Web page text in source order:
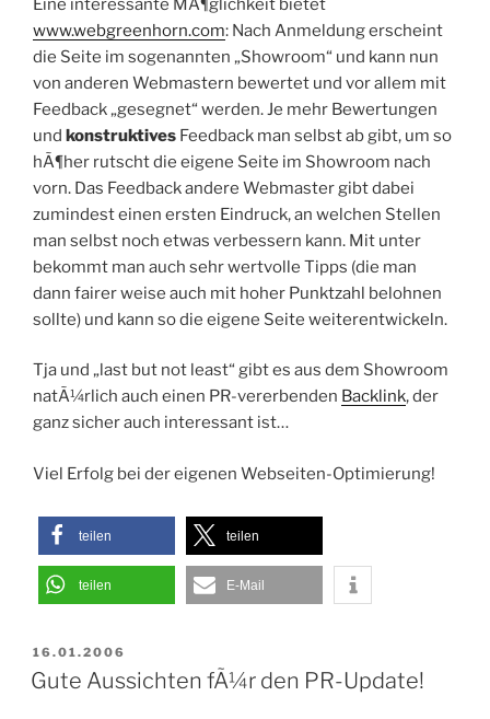
www.webgreenhorn.com: Nach Anmeldung erscheint
die Seite im sogenannten „Showroom“ und kann nun
von anderen Webmastern bewertet und vor allem mit
Feedback „gesegnet“ werden. Je mehr Bewertungen
und konstruktives Feedback man selbst ab gibt, um so
hÃ¶her rutscht die eigene Seite im Showroom nach
vorn. Das Feedback andere Webmaster gibt dabei
zumindest einen ersten Eindruck, an welchen Stellen
man selbst noch etwas verbessern kann. Mit unter
bekommt man auch sehr wertvolle Tipps (die man
dann fairer weise auch mit hoher Punktzahl belohnen
sollte) und kann so die eigene Seite weiterentwickeln.
Tja und „last but not least“ gibt es aus dem Showroom
natÃ¼rlich auch einen PR-vererbenden Backlink, der
ganz sicher auch interessant ist…
Viel Erfolg bei der eigenen Webseiten-Optimierung!
teilen teilen
teilen E-Mail
VERÖFFENTLICHT
AM
16.01.2006
Gute Aussichten fÃ¼r den PR-Update!